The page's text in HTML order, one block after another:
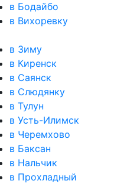
в Бодайбо
в Вихоревку
в Зиму
в Киренск
в Саянск
в Слюдянку
в Тулун
в Усть-Илимск
в Черемхово
в Баксан
в Нальчик
в Прохладный